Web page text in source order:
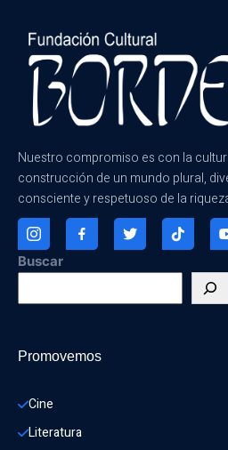
Nuestro compromiso es con la
construcción de un mundo plural,
consciente y respetuoso de la
Buscar
Promovemos
Cine
Literatura